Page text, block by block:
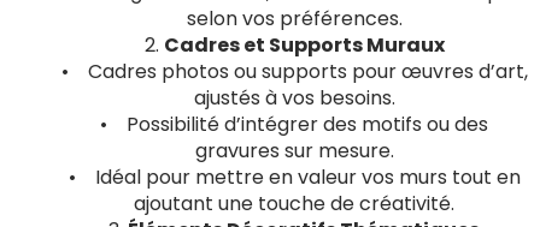
selon vos préférences.
2. Cadres et Supports Muraux
• Cadres photos ou supports pour œuvres d’art,
ajustés à vos besoins.
• Possibilité d’intégrer des motifs ou des
gravures sur mesure.
• Idéal pour mettre en valeur vos murs tout en
ajoutant une touche de créativité.